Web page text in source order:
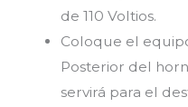
de 110 Voltios.
Coloque el
Posterior del
servirá para el